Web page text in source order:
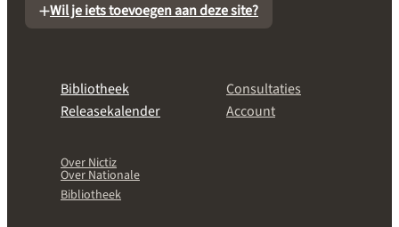
Wil je iets toevoegen aan deze site?
Bibliotheek
Releasekalender
Consultaties
Account
Over Nictiz
Over Nationale
Bibliotheek